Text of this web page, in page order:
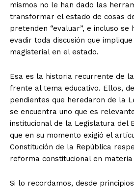
mismos no le han dado las
transformar el estado de cosas
pretenden “evaluar”, e incluso se
evadir toda discusión que
magisterial en el estado.
Esa es la historia recurrente de
frente al tema educativo. Ellos,
pendientes que heredaron de la
se encuentra uno que es
institucional de la Legislatura del
que en su momento exigió el
Constitución de la República
reforma constitucional en materia
Si lo recordamos, desde